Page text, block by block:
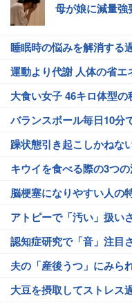
母が娘に減量
睡眠時の悩みを解消する
運動より代謝 人体の省エ
大食い女子 46キロ体型の
バランスボール毎日10分
躁状態引き起こしかねな
キウイを食べる際の3つ
脳梗塞になりやすい人の
アトピーで「汚い」扱い
認知症研究で「音」注目
夫の「産後うつ」にみら
大豆を摂取してストレス